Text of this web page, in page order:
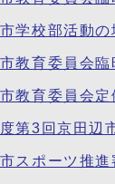
学校部活動
教育委員会臨
教育委員会定
第3回京田辺
スポーツ推進